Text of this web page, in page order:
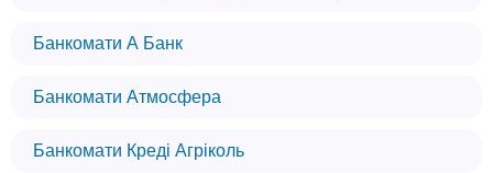
Банкомати А Банк
Банкомати Атмосфера
Банкомати Креді Агріколь